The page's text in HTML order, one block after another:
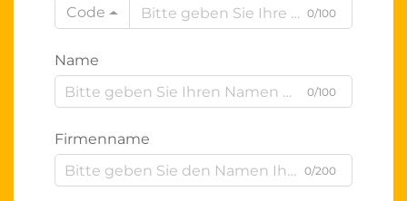
Code
0/100
Name
0/100
Firmenname
0/200